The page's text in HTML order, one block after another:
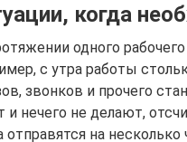
когда
одного
с утра работы
звонков и прочего
и нечего не делают,
отправятся на